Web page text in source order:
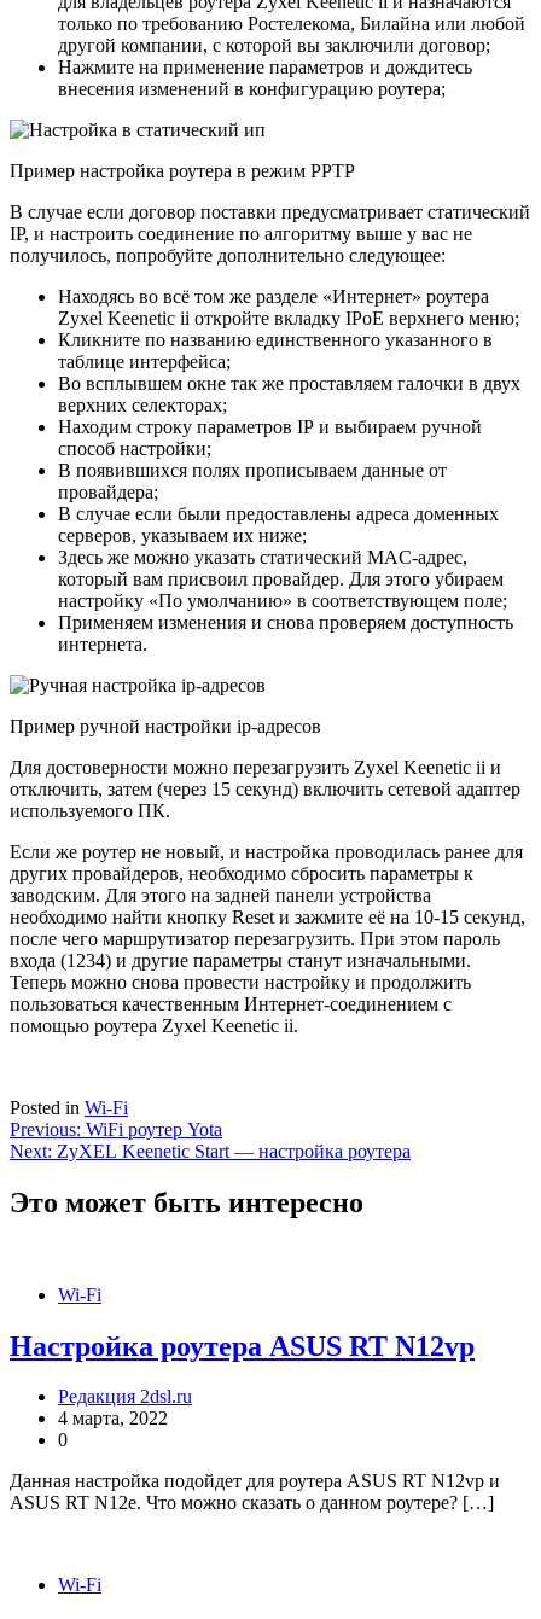
только по требованию Ростелекома, Билайна или любой
другой компании, с которой вы заключили договор;
Нажмите на применение параметров и дождитесь
внесения изменений в конфигурацию роутера;
Пример настройка роутера в режим PPTP
В случае если договор поставки предусматривает статический
IP, и настроить соединение по алгоритму выше у вас не
получилось, попробуйте дополнительно следующее:
Находясь во всё том же разделе «Интернет» роутера
Zyxel Keenetic ii откройте вкладку IPoE верхнего меню;
Кликните по названию единственного указанного в
таблице интерфейса;
Во всплывшем окне так же проставляем галочки в двух
верхних селекторах;
Находим строку параметров IP и выбираем ручной
способ настройки;
В появившихся полях прописываем данные от
провайдера;
В случае если были предоставлены адреса доменных
серверов, указываем их ниже;
Здесь же можно указать статический MAC-адрес,
который вам присвоил провайдер. Для этого убираем
настройку «По умолчанию» в соответствующем поле;
Применяем изменения и снова проверяем доступность
интернета.
Пример ручной настройки ip-адресов
Для достоверности можно перезагрузить Zyxel Keenetic ii и
отключить, затем (через 15 секунд) включить сетевой адаптер
используемого ПК.
Если же роутер не новый, и настройка проводилась ранее для
других провайдеров, необходимо сбросить параметры к
заводским. Для этого на задней панели устройства
необходимо найти кнопку Reset и зажмите её на 10-15 секунд,
после чего маршрутизатор перезагрузить. При этом пароль
входа (1234) и другие параметры станут изначальными.
Теперь можно снова провести настройку и продолжить
пользоваться качественным Интернет-соединением с
помощью роутера Zyxel Keenetic ii.
Posted in Wi-Fi
Навигация
по
записям
Previous: WiFi роутер Yota
Next: ZyXEL Keenetic Start — настройка роутера
Это может быть интересно
Wi-Fi
Настройка роутера ASUS RT N12vp
Редакция 2dsl.ru
4 марта, 2022
0
Данная настройка подойдет для роутера ASUS RT N12vp и
ASUS RT N12e. Что можно сказать о данном роутере? […]
Wi-Fi